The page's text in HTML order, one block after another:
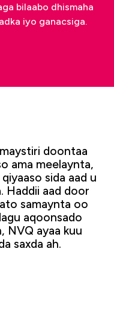
bilaabo dhismaha
iyo ganacsiga.
doontaa
ama meelaynta,
sida aad u
Haddii aad door
samaynta oo
aqoonsado
NVQ ayaa kuu
saxda ah.